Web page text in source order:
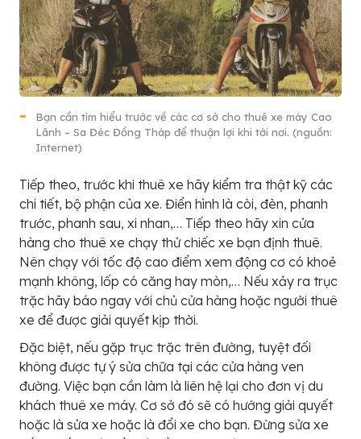
Bạn cần tìm hiểu trước về các cơ sở cho thuê xe máy Cao
Lãnh – Sa Đéc Đồng Tháp để thuận lợi khi tới nơi. (nguồn:
Internet)
Tiếp theo, trước khi thuê xe hãy kiểm tra thật kỹ các
chi tiết, bộ phận của xe. Điển hình là còi, đèn, phanh
trước, phanh sau, xi nhan,… Tiếp theo hãy xin cửa
hàng cho thuê xe chạy thử chiếc xe bạn định thuê.
Nên chạy với tốc độ cao điểm xem động cơ có khoẻ
mạnh không, lốp có căng hay mòn,… Nếu xảy ra trục
trặc hãy báo ngay với chủ cửa hàng hoặc người thuê
xe để được giải quyết kịp thời.
Đặc biệt, nếu gặp trục trặc trên đường, tuyệt đối
không được tự ý sửa chữa tại các cửa hàng ven
đường. Việc bạn cần làm là liên hệ lại cho đơn vị du
khách thuê xe máy. Cơ sở đó sẽ có hướng giải quyết
hoặc là sửa xe hoặc là đổi xe cho bạn. Đừng sửa xe